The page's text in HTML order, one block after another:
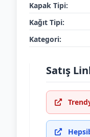
Kapak Tipi:
Kağıt Tipi:
Kategori:
Satış